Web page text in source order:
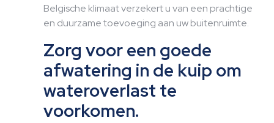
Belgische klimaat verzekert u van een prachtige
en duurzame toevoeging aan uw buitenruimte.
Zorg voor een goede
afwatering in de kuip om
wateroverlast te
voorkomen.